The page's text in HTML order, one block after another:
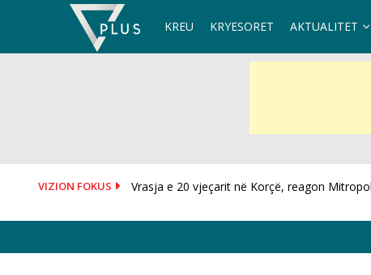
KREU KRYESORET AKTUALITET
VIZION FOKUS Aksident në aksin Elbasan-Librazhd, makina